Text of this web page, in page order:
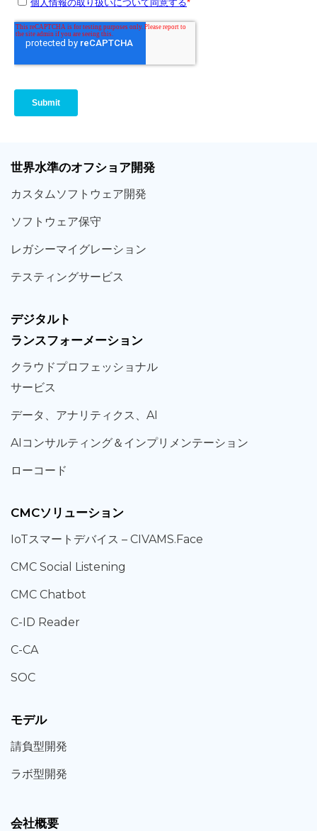
世界水準のオフショア開発
カスタムソフトウェア開発
ソフト ウェア保守
レガシーマイグレーション
テスティングサービス
デジタルト
ランスフォーメーション
クラウドプロフェッショナル
サービス
データ、 アナリティクス、 AI
AIコンサルティング＆ インプリメンテーション
ローコード
CMCソリューション
IoTスマートデバイス – CIVAMS.Face
CMC Social Listening
CMC Chatbot
C-ID Reader
C-CA
SOC
モデル
請負型開発
ラボ型開発
会社概要